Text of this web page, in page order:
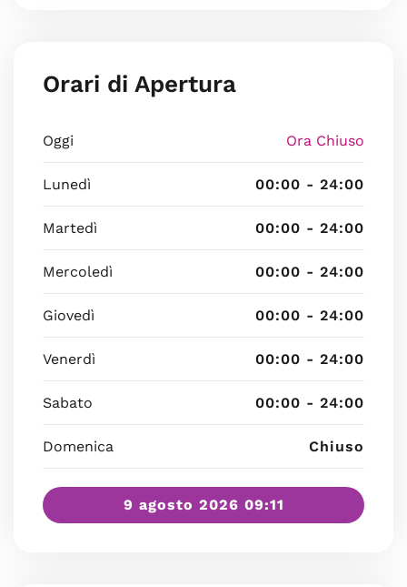
Orari di Apertura
Oggi Ora Chiuso
Lunedì 00:00 - 24:00
Martedì 00:00 - 24:00
Mercoledì 00:00 - 24:00
Giovedì 00:00 - 24:00
Venerdì 00:00 - 24:00
Sabato 00:00 - 24:00
Domenica Chiuso
9 agosto 2026 09:11